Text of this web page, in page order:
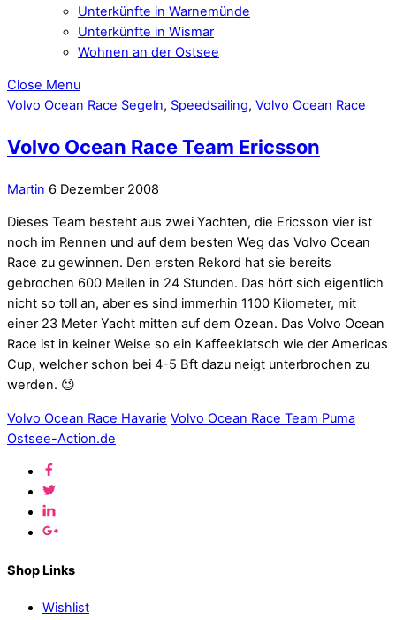
Unterkünfte in Warnemünde
Unterkünfte in Wismar
Wohnen an der Ostsee
Close Menu
Volvo Ocean Race Segeln, Speedsailing, Volvo Ocean Race
Volvo Ocean Race Team Ericsson
Martin 6 Dezember 2008
Dieses Team besteht aus zwei Yachten, die Ericsson vier ist
noch im Rennen und auf dem besten Weg das Volvo Ocean
Race zu gewinnen. Den ersten Rekord hat sie bereits
gebrochen 600 Meilen in 24 Stunden. Das hört sich eigentlich
nicht so toll an, aber es sind immerhin 1100 Kilometer, mit
einer 23 Meter Yacht mitten auf dem Ozean. Das Volvo Ocean
Race ist in keiner Weise so ein Kaffeeklatsch wie der Americas
Cup, welcher schon bei 4-5 Bft dazu neigt unterbrochen zu
werden. 😉
Volvo Ocean Race Havarie Volvo Ocean Race Team Puma
Ostsee-Action.de
Shop Links
Wishlist